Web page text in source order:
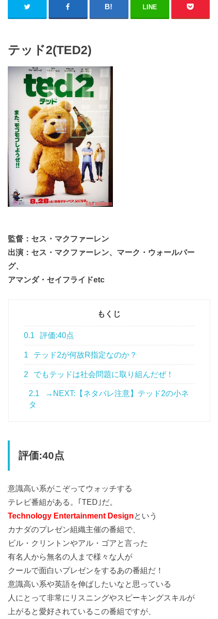
LINE
テッド2(TED2)
監督：セス・マクファーレン
出演：セス・マクファーレン、マーク・ウォールバー
グ、
アマンダ・セイフライドetc
もくじ
0.1 評価:40点
1 テッド2が何故R指定なのか？
2 でもテッドは社会問題に取り組んだぜ！
2.1
→NEXT:【ネタバレ注意】テッド2の小ネ
タ
評価:40点
意識高い系がこぞってウォッチする
テレビ番組がある。｢TED｣だ。
Technology Entertainment Design という
カナダのプレゼン組織主催の番組で、
ビル・クリントンやアル・ゴアと言った
有名人から無名の人まで様々な人が
クールで面白いプレゼンをするあの番組だ！
意識高い系や英語を伸ばしたいなと思っている
人にとって非常にリスニングやスピーキングスキルが
上がると愛好されているこの番組ですが、